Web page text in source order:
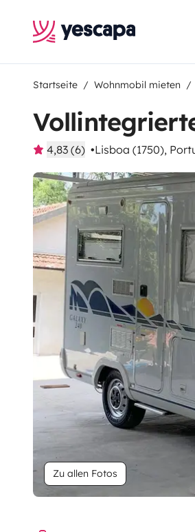
Startseite Wohnmobil mieten
4,83 (6) Lisboa (1750),
Zu allen Fotos